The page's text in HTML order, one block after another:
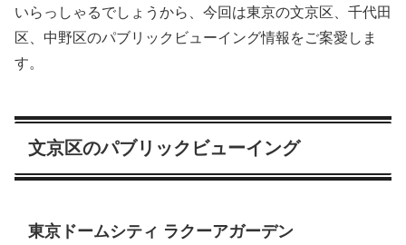
いらっしゃるでしょうから、今回は東京の文京区、千代田
区、中野区のパブリックビューイング情報をご案愛しま
す。
文京区のパブリックビューイング
東京ドームシティ ラクーアガーデン